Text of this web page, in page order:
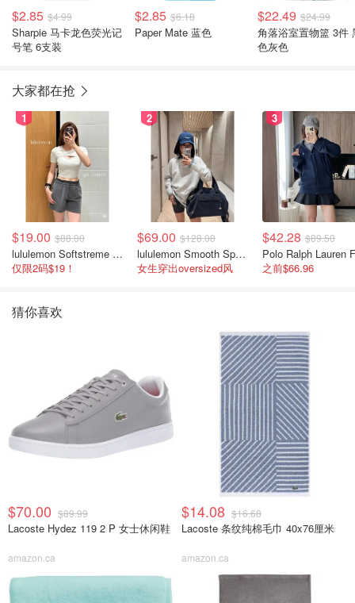
$2.85 $4.99
Sharpie 马卡龙色荧光记
号笔 6支装
$2.85 $6.18
Paper Mate 蓝色
$22.49 $24.99
角落浴室置物篮 3件
色灰色
大家都在抢
1
$19.00 $88.00
lululemon Softstreme 女士高腰短裤 10cm
仅限2码$19！
2
$69.00 $128.00
lululemon Smooth Spacer 经典卫衣
女生穿出oversized风
3
$42.28 $89.50
之前$66.96
猜你喜欢
$70.00 $89.99
Lacoste Hydez 119 2 P 女士休闲鞋
amazon.ca
$14.08 $16.68
Lacoste 条纹纯棉毛巾 40x76厘米
amazon.ca